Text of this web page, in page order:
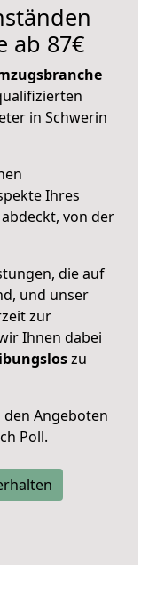
ab 87€
in Schwerin
Ihres
von der
die auf
und unser
zur
Ihnen dabei
zu
den Angeboten
Poll.